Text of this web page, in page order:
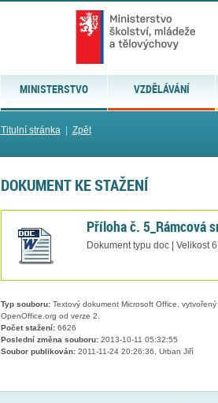
MINISTERSTVO VZDĚLÁVÁNÍ
Titulní stránka| Zpět
DOKUMENT KE STAŽENÍ
Příloha č. 5_Rámcová
Dokument typu doc | Velikost
Typ souboru:Textový dokument Microsoft Office,
OpenOffice.org od verze 2.
Počet stažení:6626
Poslední změna souboru:2013-10-11 05:32:55
Soubor publikován:2011-11-24 20:26:36, Urban Jiří